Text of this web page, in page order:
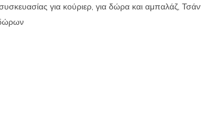
για κούριερ, για δώρα και αμπαλάζ,